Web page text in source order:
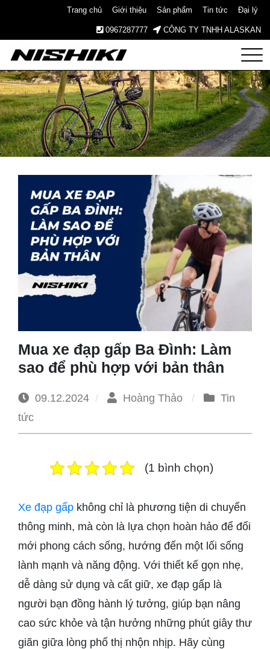
Trang chủ Giới thiệu Sản phẩm Tin tức Đại lý
0967287777 CÔNG TY TNHH ALASKAN
Nishiki
– Xe
Đạp
Bản –
Since
1965
Mua xe đạp gấp Ba Đình: Làm
sao để phù hợp với bản thân
09.12.2024 Hoàng Thảo
Tin
tức
(1 bình chọn)
Xe đạp gấp không chỉ là phương tiện di chuyển
thông minh, mà còn là lựa chọn hoàn hảo để đổi
mới phong cách sống, hướng đến một lối sống
lành mạnh và năng động. Với thiết kế gọn nhẹ,
dễ dàng sử dụng và cất giữ, xe đạp gấp là
người bạn đồng hành lý tưởng, giúp bạn nâng
cao sức khỏe và tận hưởng những phút giây thư
giãn giữa lòng phố thị nhộn nhịp. Hãy cùng